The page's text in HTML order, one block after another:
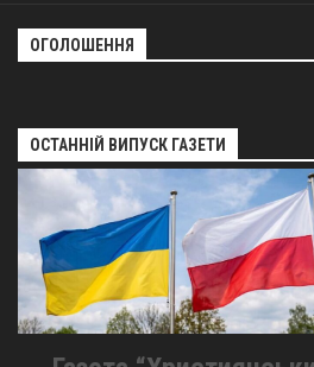
ОГОЛОШЕННЯ
ОСТАННІЙ ВИПУСК ГАЗЕТИ